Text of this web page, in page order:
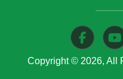
បញ្ជាក់ថា ជាលទ្ធផលត្រឹមប្រាំ
ពីរខែនេះ កម្ពុជានាំចេញបាន
ជាង៧០៧ ៤៧១តោន​ ធៀបនឹង
ឆ្នាំមុន​មានកំណើន៤០ភាគរយ
ឡើងពី២៦ ទៅ៣៧,៦ភាគរយ
Copyright © 2026, All